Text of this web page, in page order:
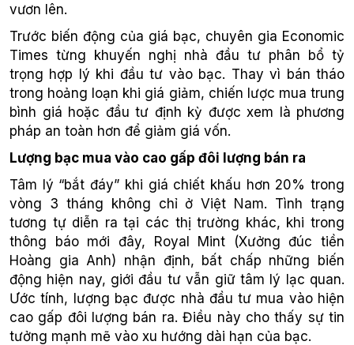
vươn lên.
Trước biến động của giá bạc, chuyên gia Economic
Times từng khuyến nghị nhà đầu tư phân bổ tỷ
trọng hợp lý khi đầu tư vào bạc. Thay vì bán tháo
trong hoảng loạn khi giá giảm, chiến lược mua trung
bình giá hoặc đầu tư định kỳ được xem là phương
pháp an toàn hơn để giảm giá vốn.
Lượng bạc mua vào cao gấp đôi lượng bán ra
Tâm lý “bắt đáy” khi giá chiết khấu hơn 20% trong
vòng 3 tháng không chỉ ở Việt Nam. Tình trạng
tương tự diễn ra tại các thị trường khác, khi trong
thông báo mới đây, Royal Mint (Xưởng đúc tiền
Hoàng gia Anh) nhận định, bất chấp những biến
động hiện nay, giới đầu tư vẫn giữ tâm lý lạc quan.
Ước tính, lượng bạc được nhà đầu tư mua vào hiện
cao gấp đôi lượng bán ra. Điều này cho thấy sự tin
tưởng mạnh mẽ vào xu hướng dài hạn của bạc.